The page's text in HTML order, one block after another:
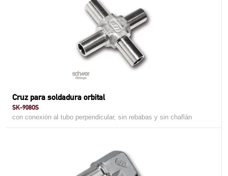
Cruz para soldadura orbital
SK-908OS
con conexión al tubo perpendicular, sin rebabas y sin chaflán